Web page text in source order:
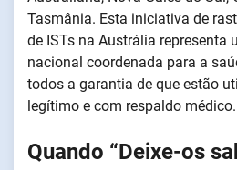
Tasmânia. Esta iniciativa de
de ISTs na Austrália representa
nacional coordenada para a
todos a garantia de que estão
legítimo e com respaldo médico.
Quando “Deixe-os